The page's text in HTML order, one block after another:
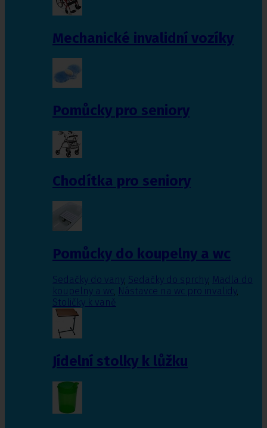
Mechanické invalidní vozíky
Pomůcky pro seniory
Chodítka pro seniory
Pomůcky do koupelny a wc
Sedačky do vany, Sedačky do sprchy, Madla do
koupelny a wc, Nástavce na wc pro invalidy,
Stoličky k vaně
Jídelní stolky k lůžku